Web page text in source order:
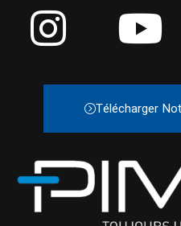
Télécharger